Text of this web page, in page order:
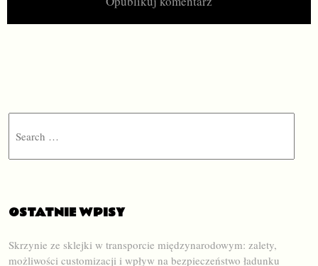
OSTATNIE WPISY
Skrzynie ze sklejki w transporcie międzynarodowym: zalety,
możliwości customizacji i wpływ na bezpieczeństwo ładunku